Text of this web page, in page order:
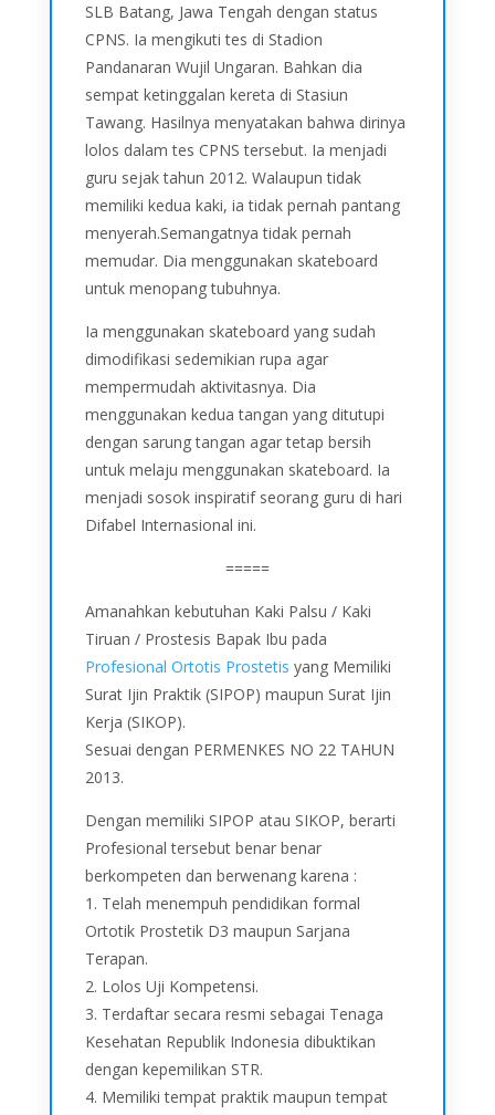
SLB Batang, Jawa Tengah dengan status
CPNS. Ia mengikuti tes di Stadion
Pandanaran Wujil Ungaran. Bahkan dia
sempat ketinggalan kereta di Stasiun
Tawang. Hasilnya menyatakan bahwa dirinya
lolos dalam tes CPNS tersebut. Ia menjadi
guru sejak tahun 2012. Walaupun tidak
memiliki kedua kaki, ia tidak pernah pantang
menyerah.Semangatnya tidak pernah
memudar. Dia menggunakan skateboard
untuk menopang tubuhnya.
Ia menggunakan skateboard yang sudah
dimodifikasi sedemikian rupa agar
mempermudah aktivitasnya. Dia
menggunakan kedua tangan yang ditutupi
dengan sarung tangan agar tetap bersih
untuk melaju menggunakan skateboard. Ia
menjadi sosok inspiratif seorang guru di hari
Difabel Internasional ini.
=====
Amanahkan kebutuhan Kaki Palsu / Kaki
Tiruan / Prostesis Bapak Ibu pada
Profesional Ortotis Prostetis yang Memiliki
Surat Ijin Praktik (SIPOP) maupun Surat Ijin
Kerja (SIKOP).
Sesuai dengan PERMENKES NO 22 TAHUN
2013.
Dengan memiliki SIPOP atau SIKOP, berarti
Profesional tersebut benar benar
berkompeten dan berwenang karena :
1. Telah menempuh pendidikan formal
Ortotik Prostetik D3 maupun Sarjana
Terapan.
2. Lolos Uji Kompetensi.
3. Terdaftar secara resmi sebagai Tenaga
Kesehatan Republik Indonesia dibuktikan
dengan kepemilikan STR.
4. Memiliki tempat praktik maupun tempat